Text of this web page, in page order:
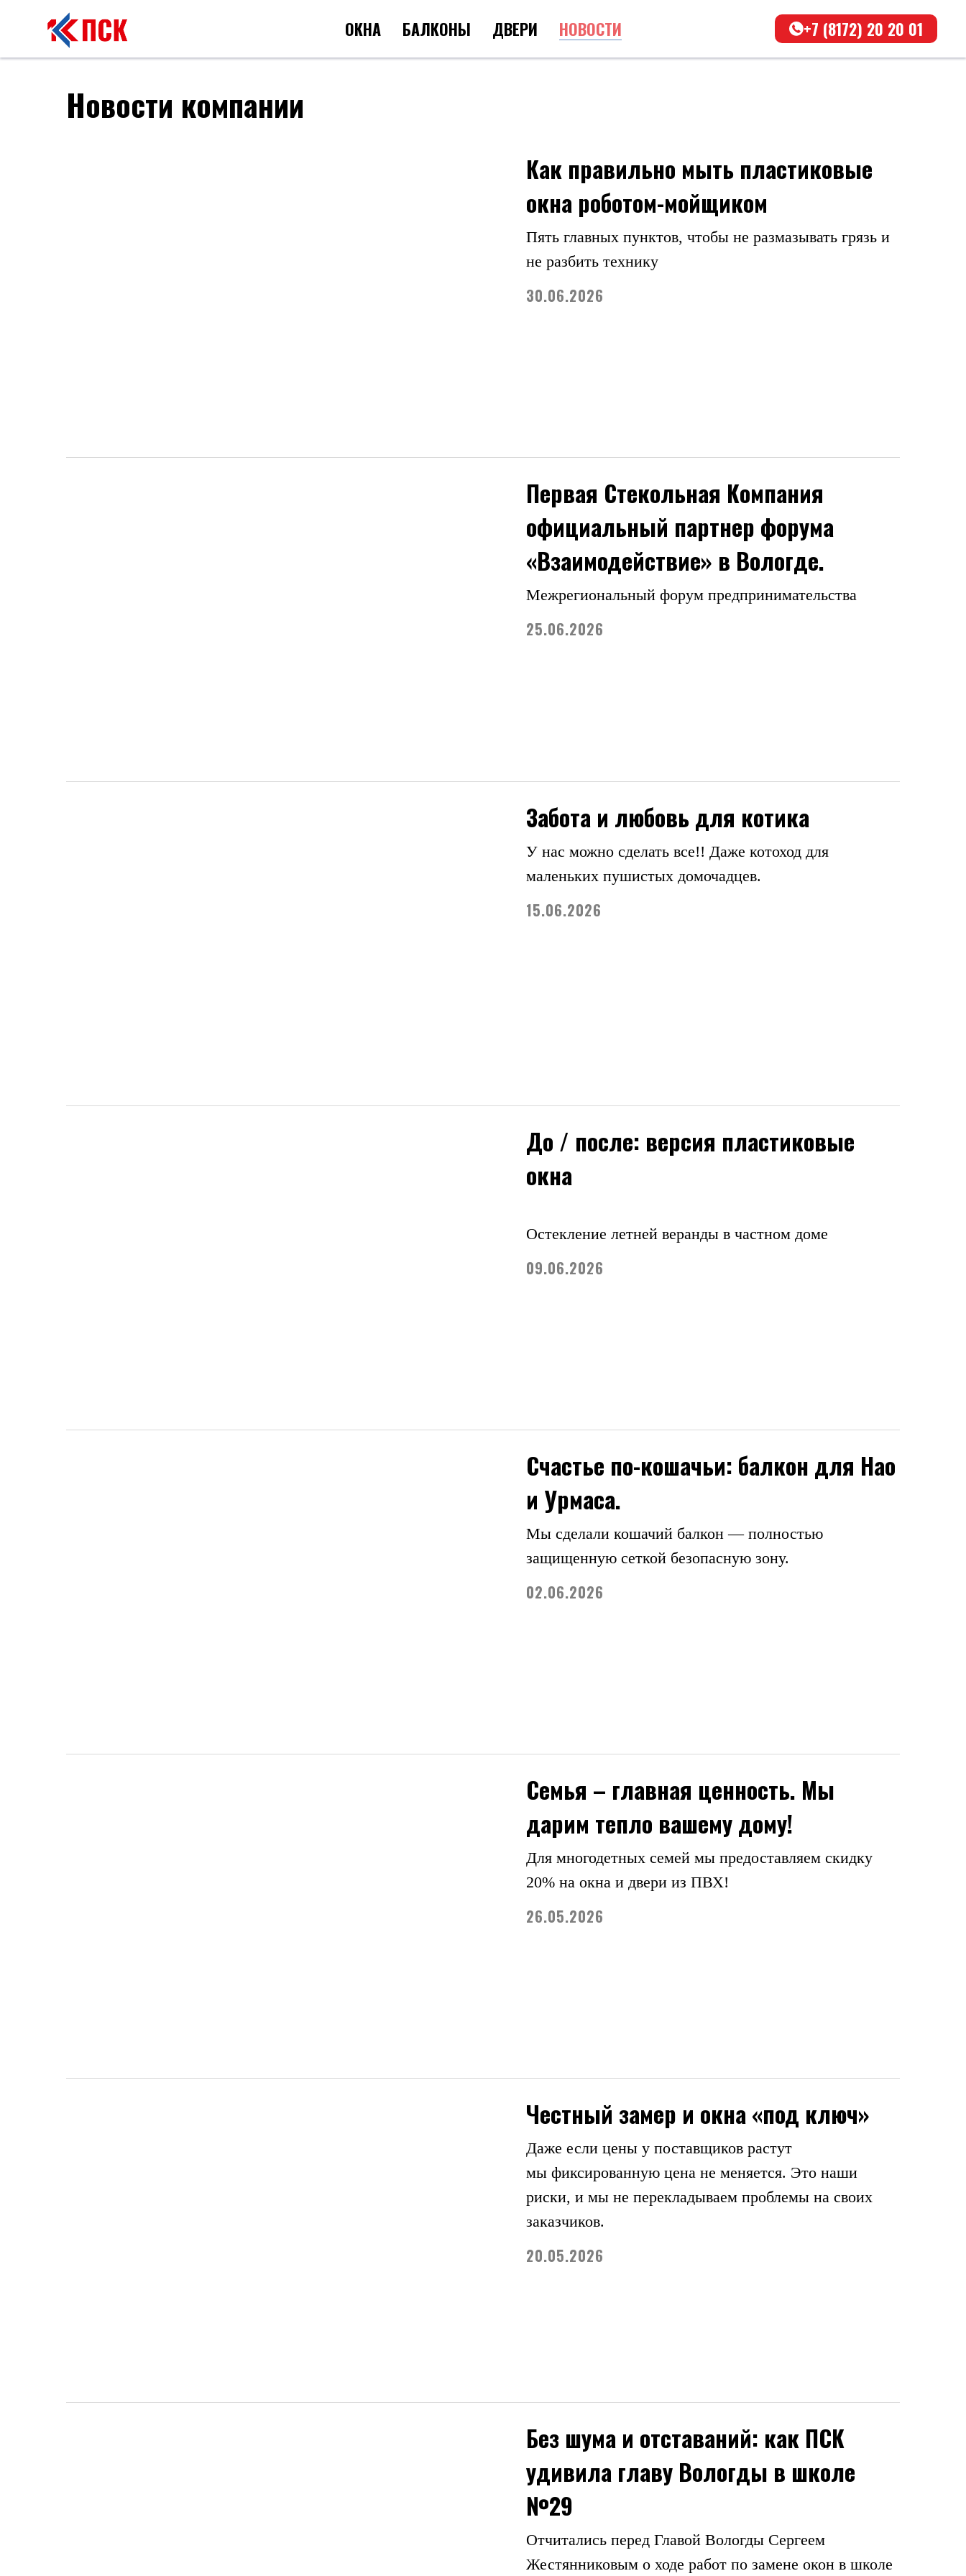
ОКНА БАЛКОНЫ ДВЕРИ НОВОСТИ +7 (8172) 20 20 01
Новости компании
Как правильно мыть пластиковые
окна роботом-мойщиком
Пять главных пунктов, чтобы не размазывать грязь и
не разбить технику
30.06.2026
Первая Стекольная Компания
официальный партнер форума
«Взаимодействие» в Вологде.
Межрегиональный форум предпринимательства
25.06.2026
Забота и любовь для котика
У нас можно сделать все!! Даже котоход для
маленьких пушистых домочадцев.
15.06.2026
До / после: версия пластиковые
окна
Остекление летней веранды в частном доме
09.06.2026
Счастье по-кошачьи: балкон для Нао
и Урмаса.
Мы сделали кошачий балкон — полностью
защищенную сеткой безопасную зону.
02.06.2026
Семья – главная ценность. Мы
дарим тепло вашему дому!
Для многодетных семей мы предоставляем скидку
20% на окна и двери из ПВХ!
26.05.2026
Честный замер и окна «под ключ»
Даже если цены у поставщиков растут
мы фиксированную цена не меняется. Это наши
риски, и мы не перекладываем проблемы на своих
заказчиков.
20.05.2026
Без шума и отставаний: как ПСК
удивила главу Вологды в школе
№29
Отчитались перед Главой Вологды Сергеем
Жестянниковым о ходе работ по замене окон в школе